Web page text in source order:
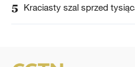
5 Kraciasty szal sprzed